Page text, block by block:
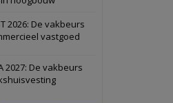
2026: De vakbeurs
vastgoed
2027: De vakbeurs
Schiedam
Attractiepark
Bekijk
Oranje